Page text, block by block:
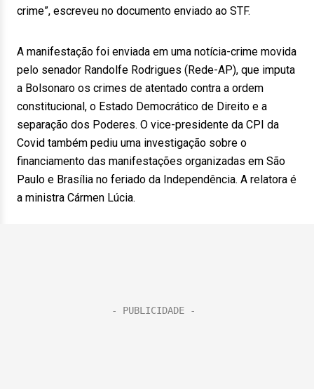
crime”, escreveu no documento enviado ao STF.
A manifestação foi enviada em uma notícia-crime movida
pelo senador Randolfe Rodrigues (Rede-AP), que imputa
a Bolsonaro os crimes de atentado contra a ordem
constitucional, o Estado Democrático de Direito e a
separação dos Poderes. O vice-presidente da CPI da
Covid também pediu uma investigação sobre o
financiamento das manifestações organizadas em São
Paulo e Brasília no feriado da Independência. A relatora é
a ministra Cármen Lúcia.